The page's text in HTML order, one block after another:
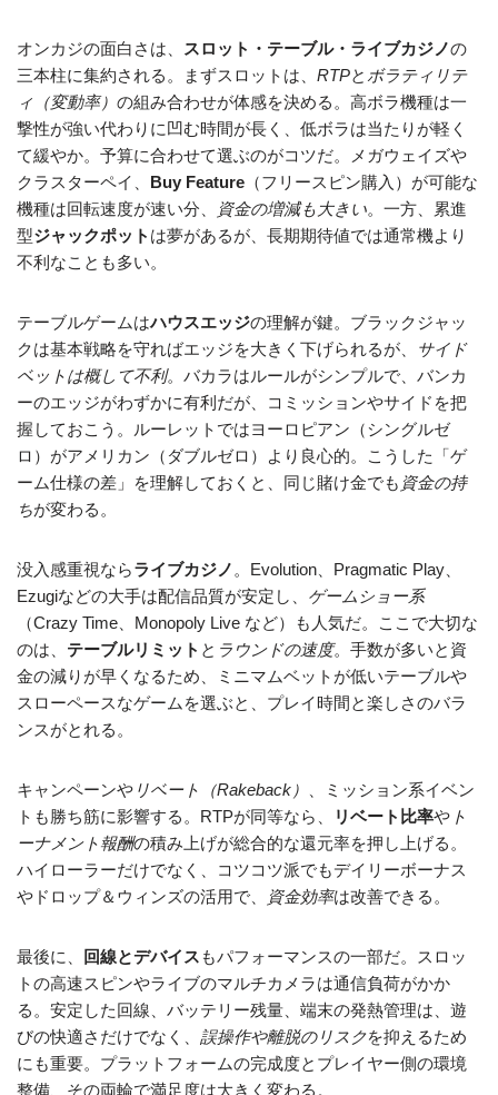
オンカジの面白さは、 スロット・テーブル・ライブカジノの
三本柱に集約される。まずスロットは、 RTPと ボラティリテ
ィ（変動率） の組み合わせが体感を決める。高ボラ機種は一
撃性が強い代わりに凹む時間が長く、低ボラは当たりが軽く
て緩やか。予算に合わせて選ぶのがコツだ。メガウェイズや
クラスターペイ、 Buy Feature （フリースピン購入）が可能な
機種は回転速度が速い分、
資金の増減も大きい。一方、累進
型ジャックポット は夢があるが、長期期待値では通常機より
不利なことも多い。
テーブルゲームはハウスエッジの理解が鍵。ブラックジャッ
クは基本戦略を守ればエッジを大きく下げられるが、
サイド
ベットは概して不利。バカラはルールがシンプルで、バンカ
ーのエッジがわずかに有利だが、コミッションやサイドを把
握しておこう。ルーレットではヨーロピアン（シングルゼ
ロ）がアメリカン（ダブルゼロ）より良心的。こうした「ゲ
ーム仕様の差」を理解しておくと、同じ賭け金でも 資金の持
ちが変わる。
没入感重視ならライブカジノ 。Evolution、Pragmatic Play、
Ezugiなどの大手は配信品質が安定し、 ゲームショー系
（Crazy Time、Monopoly Live など）も人気だ。ここで大切な
のは、 テーブルリミット と ラウンドの速度。手数が多いと資
金の減りが早くなるため、ミニマムベットが低いテーブルや
スローペースなゲームを選ぶと、プレイ時間と楽しさのバラ
ンスがとれる。
キャンペーンや リベート（Rakeback）
、ミッション系イベン
トも勝ち筋に影響する。RTPが同等なら、
リベート比率や ト
ーナメント報酬の積み上げが総合的な還元率を押し上げる。
ハイローラーだけでなく、コツコツ派でもデイリーボーナス
やドロップ＆ウィンズの活用で、
資金効率は改善できる。
最後に、 回線とデバイス もパフォーマンスの一部だ。スロッ
トの高速スピンやライブのマルチカメラは通信負荷がかか
る。安定した回線、バッテリー残量、端末の発熱管理は、遊
びの快適さだけでなく、 誤操作や離脱のリスクを抑えるため
にも重要。プラットフォームの完成度とプレイヤー側の環境
整備、その両輪で満足度は大きく変わる。